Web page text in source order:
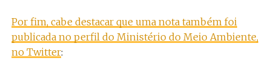
Por fim, cabe destacar que uma nota também foi
publicada no perfil do Ministério do Meio Ambiente,
no Twitter: